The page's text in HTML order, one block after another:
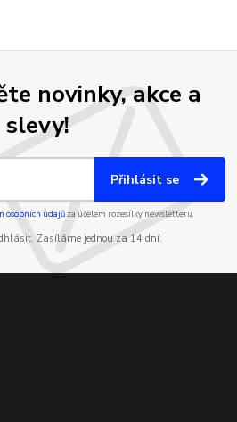
novinky, akce a
slevy!
Přihlásit se
osobních údajůza účelem rozesílky newsletteru.
Zasíláme jednou za 14 dní.